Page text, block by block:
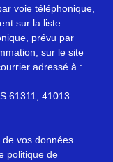
voie téléphonique,
sur la liste
prévu par
sur le site
adressé à :
61311, 41013
vos données
politique de